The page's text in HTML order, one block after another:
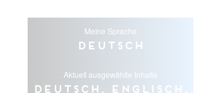
Meine Sprache
Deutsch
Aktuell ausgewählte Inhalte
Deutsch, Englisch,